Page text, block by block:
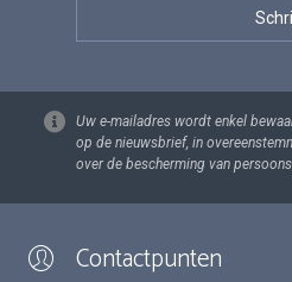
Uw e-mailadres wordt enkel
op de nieuwsbrief, in
over de bescherming van
Contactpunten